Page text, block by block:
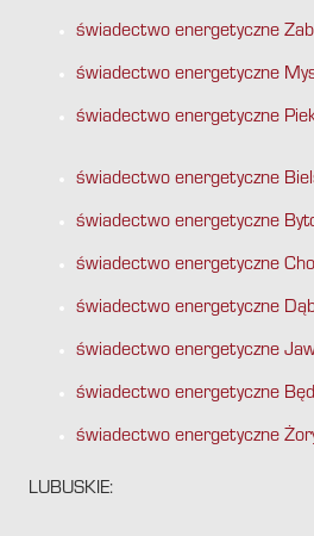
świadectwo energetyczne
świadectwo energetyczne
świadectwo energetyczne
świadectwo energetyczne
świadectwo energetyczne
świadectwo energetyczne
świadectwo energetyczne
świadectwo energetyczne
świadectwo energetyczne
świadectwo energetyczne
LUBUSKIE: